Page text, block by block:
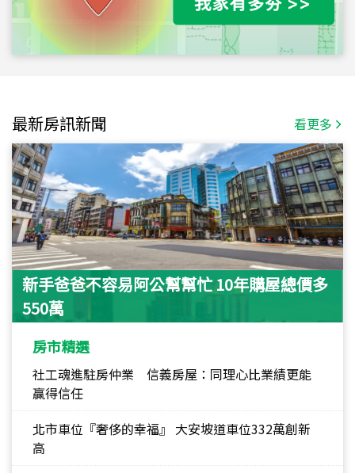
最新房訊新聞 看更多
新手爸爸不容易阿公幫幫忙 10年購屋總價多
550萬
房市精選
社工魂進駐房仲業 信義房屋：同理心比業績更能
贏得信任
北市車位『奢侈的幸福』 大安坡道車位332萬創新
高